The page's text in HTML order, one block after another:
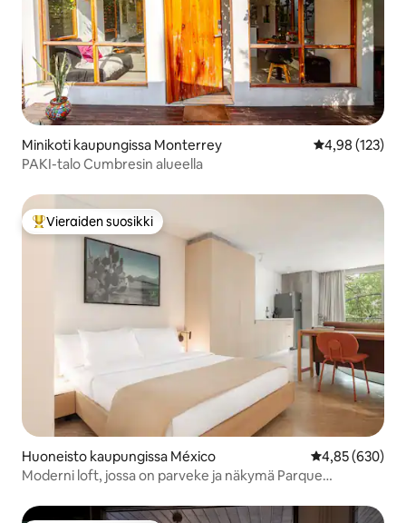
Minikoti kaupungissa Monterrey
4,98 (123)
PAKI-talo Cumbresin alueella
Vieraiden suosikkien parhaimmistoa
Vieraiden suosikki
Huoneisto kaupungissa México
4,85 (630)
Moderni loft, jossa on parveke ja näkymä Parque